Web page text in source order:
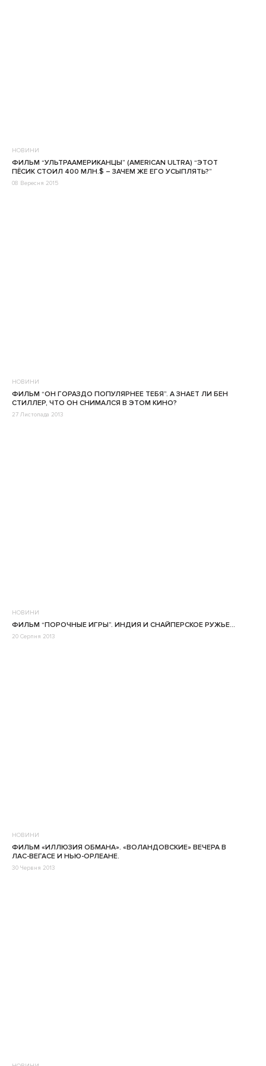
НОВИНИ
ФИЛЬМ “УЛЬТРААМЕРИКАНЦЫ” (AMERICAN ULTRA) “ЭТОТ
ПЁСИК СТОИЛ 400 МЛН.$ – ЗАЧЕМ ЖЕ ЕГО УСЫПЛЯТЬ?”
08 Вересня 2015
НОВИНИ
ФИЛЬМ “ОН ГОРАЗДО ПОПУЛЯРНЕЕ ТЕБЯ”. А ЗНАЕТ ЛИ БЕН
СТИЛЛЕР, ЧТО ОН СНИМАЛСЯ В ЭТОМ КИНО?
27 Листопада 2013
НОВИНИ
ФИЛЬМ “ПОРОЧНЫЕ ИГРЫ”. ИНДИЯ И СНАЙПЕРСКОЕ РУЖЬЕ…
20 Серпня 2013
НОВИНИ
ФИЛЬМ «ИЛЛЮЗИЯ ОБМАНА». «ВОЛАНДОВСКИЕ» ВЕЧЕРА В
ЛАС-ВЕГАСЕ И НЬЮ-ОРЛЕАНЕ.
30 Червня 2013